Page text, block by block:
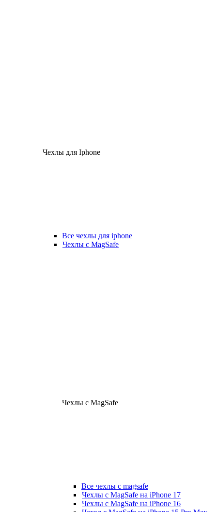
Чехлы для Iphone
Все чехлы для iphone
Чехлы с MagSafe
Чехлы с MagSafe
Все чехлы с magsafe
Чехлы с MagSafe на iPhone 17
Чехлы с MagSafe на iPhone 16